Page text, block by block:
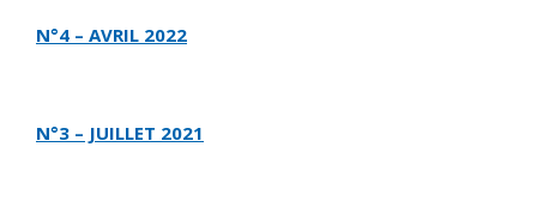
N°4 – AVRIL 2022
N°3 – JUILLET 2021